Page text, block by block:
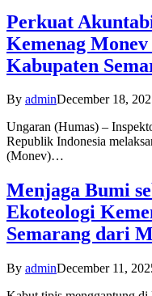
Perkuat
Kemenag
Kabupaten
By adminDecember 18,
Ungaran (Humas) –
Republik Indonesia
(Monev)…
Menjaga Bumi
Ekoteologi
Semarang dari
By adminDecember 11,